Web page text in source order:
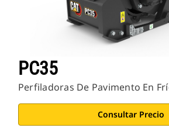
PC35
Perfiladoras De Pavimento En
Consultar Precio